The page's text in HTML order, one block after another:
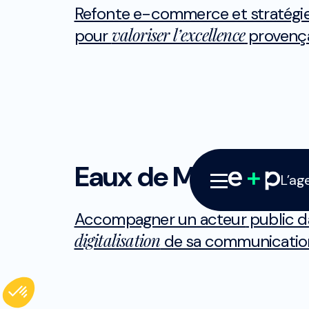
Refonte e-commerce et
pourvaloriser l’excellence
Eaux de Marseille
Accompagner un acteurpublic
digitalisation de sa
Notre plateforme vous permet d'adapter et de